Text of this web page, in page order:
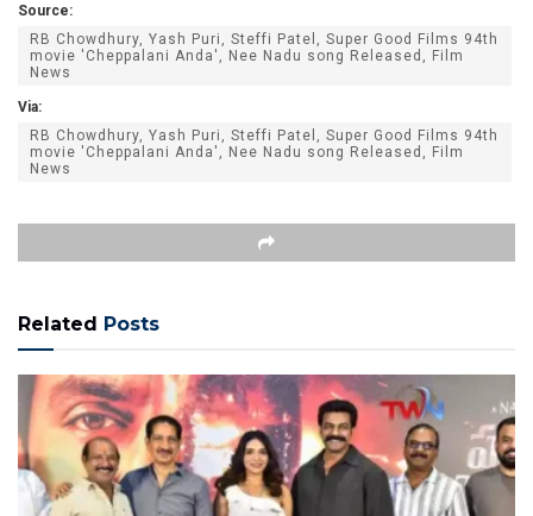
Source:
RB Chowdhury, Yash Puri, Steffi Patel, Super Good Films 94th
movie 'Cheppalani Anda', Nee Nadu song Released, Film
News
Via:
RB Chowdhury, Yash Puri, Steffi Patel, Super Good Films 94th
movie 'Cheppalani Anda', Nee Nadu song Released, Film
News
Related Posts